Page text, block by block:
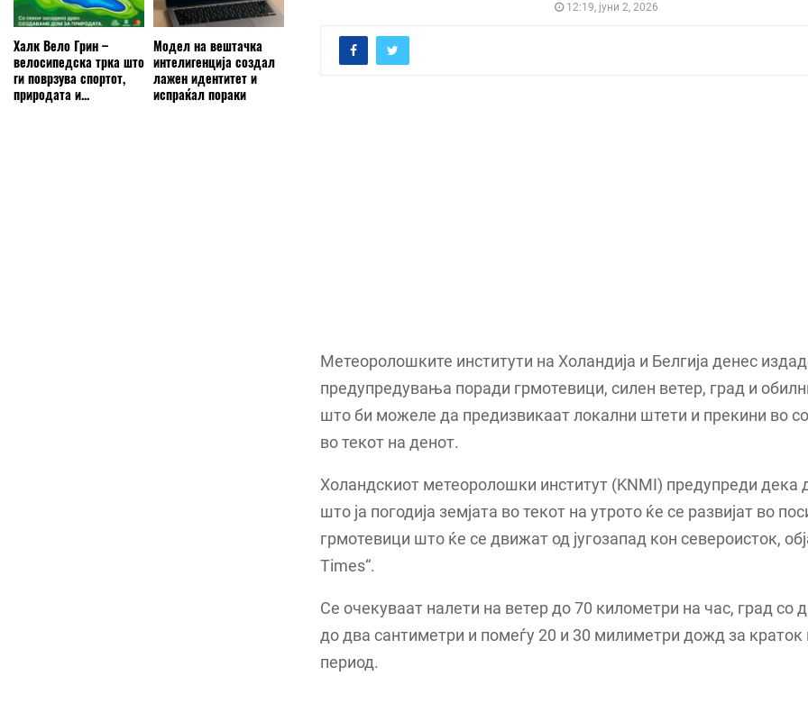
12:19, јуни 2, 2026
Метеоролошките институти на Холандија и Белгија денес
предупредувања поради грмотевици, силен ветер, град и
што би можеле да предизвикаат локални штети и прекини во
во текот на денот.
Холандскиот метеоролошки институт (KNMI) предупреди дека
што ја погодија земјата во текот на утрото ќе се развијат во
грмотевици што ќе се движат од југозапад кон североисток,
Times“.
Се очекуваат налети на ветер до 70 километри на час, град со
до два сантиметри и помеѓу 20 и 30 милиметри дожд за краток
период.
Халк Вело Грин –
велосипедска трка што
ги поврзува спортот,
природата и...
Модел на вештачка
интелигенција создал
лажен идентитет и
испраќал пораки